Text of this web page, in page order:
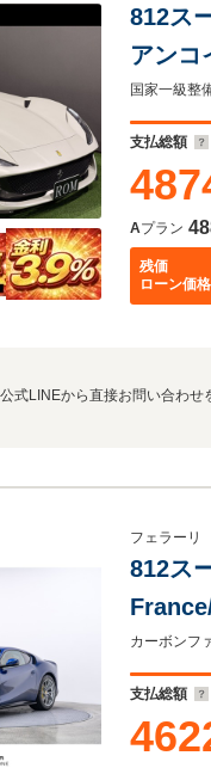
812ス
アンコ
ンリフ
ファイ
支払総額
Aプラン
残価
ローン価格
フェラーリ
812ス
ドステ
ン・
支払総額